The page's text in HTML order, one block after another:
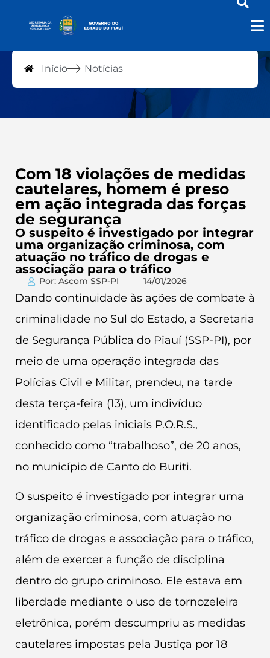
Notícias
Início Notícias
Com 18 violações de medidas
cautelares, homem é preso
em ação integrada das forças
de segurança
O suspeito é investigado por integrar
uma organização criminosa, com
atuação no tráfico de drogas e
associação para o tráfico
Por: Ascom SSP-PI 14/01/2026
Dando continuidade às ações de combate à
criminalidade no Sul do Estado, a Secretaria
de Segurança Pública do Piauí (SSP-PI), por
meio de uma operação integrada das
Polícias Civil e Militar, prendeu, na tarde
desta terça-feira (13), um indivíduo
identificado pelas iniciais P.O.R.S.,
conhecido como “trabalhoso”, de 20 anos,
no município de Canto do Buriti.
O suspeito é investigado por integrar uma
organização criminosa, com atuação no
tráfico de drogas e associação para o tráfico,
além de exercer a função de disciplina
dentro do grupo criminoso. Ele estava em
liberdade mediante o uso de tornozeleira
eletrônica, porém descumpriu as medidas
cautelares impostas pela Justiça por 18